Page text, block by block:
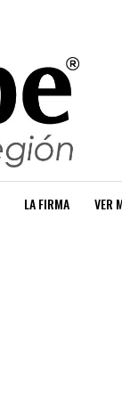
LA FIRMA VER